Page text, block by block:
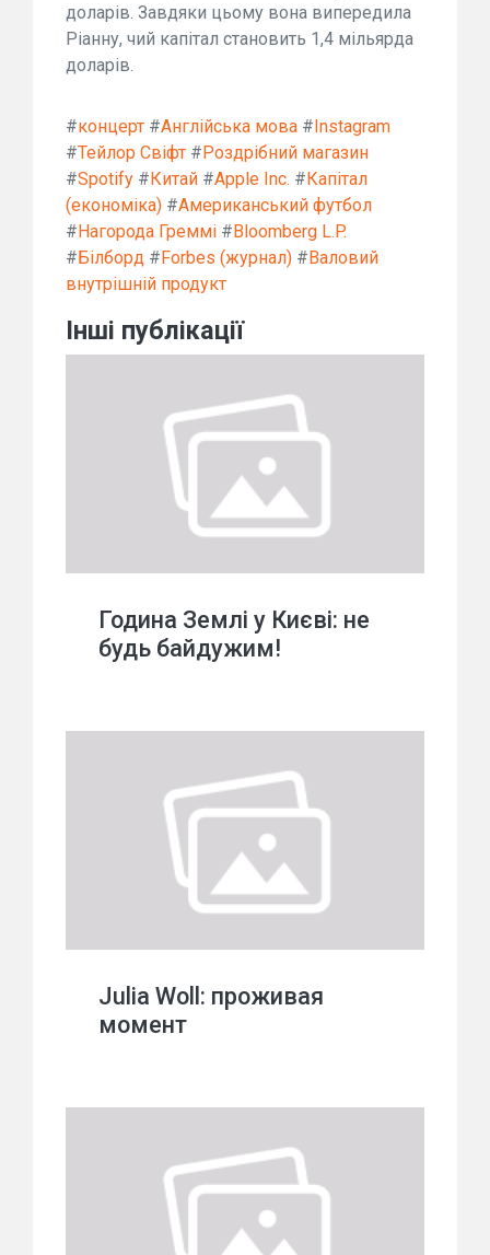
доларів. Завдяки цьому вона випередила
Ріанну, чий капітал становить 1,4 мільярда
доларів.
#концерт #Англійська мова #Instagram
#Тейлор Свіфт #Роздрібний магазин
#Spotify #Китай #Apple Inc. #Капітал
(економіка) #Американський футбол
#Нагорода Греммі #Bloomberg L.P.
#Білборд #Forbes (журнал) #Валовий
внутрішній продукт
Інші публікації
Година Землі у Києві: не
будь байдужим!
Julia Woll: проживая
момент